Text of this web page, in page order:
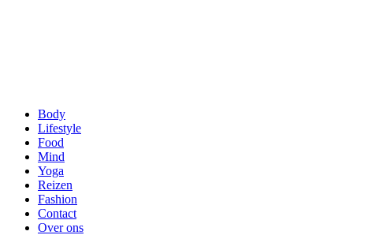
Voor een stralende lach en een fit gevoel!
Body
Lifestyle
Food
Mind
Yoga
Reizen
Fashion
Contact
Over ons